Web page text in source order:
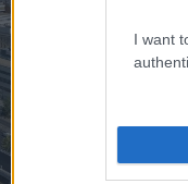
I want